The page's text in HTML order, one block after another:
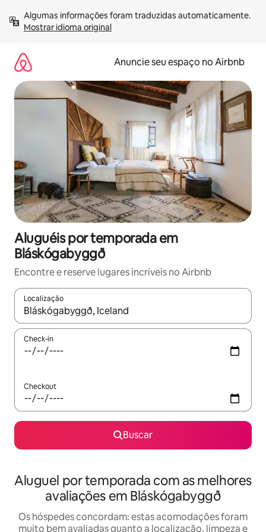
para
Mostrar idioma original
Anuncie seu espaço no Airbnb
Aluguéis por temporada em
Bláskógabyggð
Encontre e reserve lugares incríveis no Airbnb
Localização
Quando os resultados estiverem disponíveis, explore-os
Check-in
Checkout
Buscar
Aluguel por temporada com as melhores
avaliações em Bláskógabyggð
Os hóspedes concordam: estas acomodações foram
muito bem avaliadas quanto a localização, limpeza e